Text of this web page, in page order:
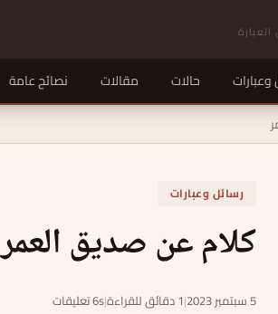
وعبارات حالات مقالات نصائح عامة
رسائل وعبارات
كلام عن صديق العمر
5 سبتمبر 2023 |1 دقائق للقراءة |6s تعليقات